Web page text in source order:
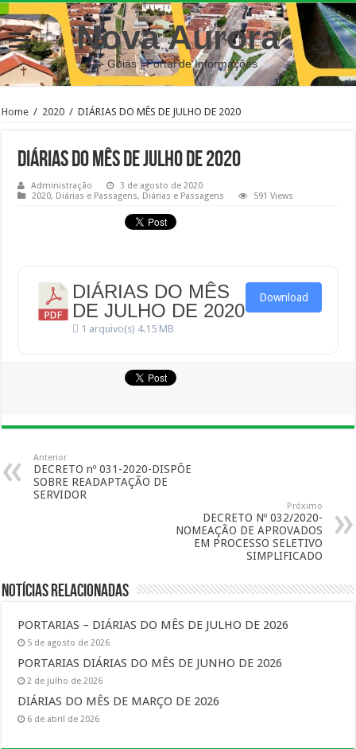
Nova Aurora
– Goiás | Portal de Informações
Home / 2020 / DIÁRIAS DO MÊS DE JULHO DE 2020
DIÁRIAS DO MÊS DE JULHO DE 2020
Administração
3 de agosto de 2020
2020, Diárias e Passagens, Diárias e Passagens 591 Views
DIÁRIAS DO MÊS
DE JULHO DE 2020
1 arquivo(s) 4.15 MB
Download
Anterior
DECRETO nº 031-2020-DISPÕE
SOBRE READAPTAÇÃO DE
SERVIDOR
Próximo
DECRETO Nº 032/2020-
NOMEAÇÃO DE APROVADOS
EM PROCESSO SELETIVO
SIMPLIFICADO
Notícias Relacionadas
PORTARIAS – DIÁRIAS DO MÊS DE JULHO DE 2026
5 de agosto de 2026
PORTARIAS DIÁRIAS DO MÊS DE JUNHO DE 2026
2 de julho de 2026
DIÁRIAS DO MÊS DE MARÇO DE 2026
6 de abril de 2026